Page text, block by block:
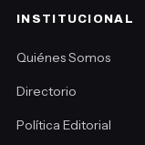
INSTITUCIONAL
Quiénes Somos
Directorio
Política Editorial